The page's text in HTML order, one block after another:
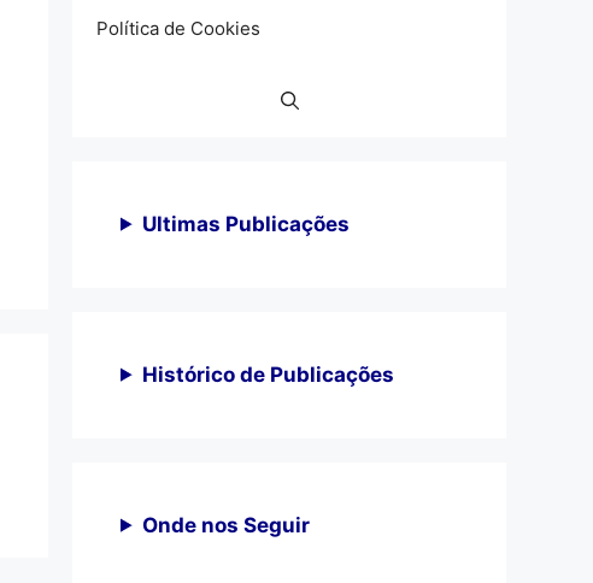
Política de Cookies
Ultimas Publicações
Histórico de Publicações
Onde nos Seguir